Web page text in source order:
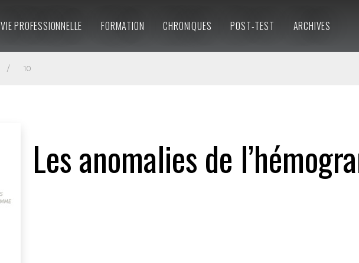
VIE PROFESSIONNELLE FORMATION CHRONIQUES POST-TEST ARCHIVES
10
Les anomalies de